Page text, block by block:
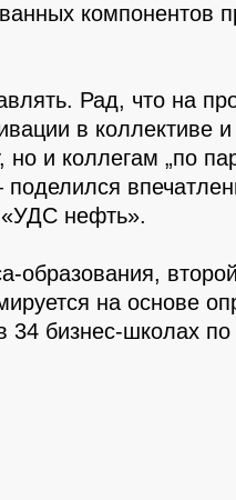
Рад, что на
в коллективе
и коллегам „по
нефть».
образования,
на основе
бизнес-школах по